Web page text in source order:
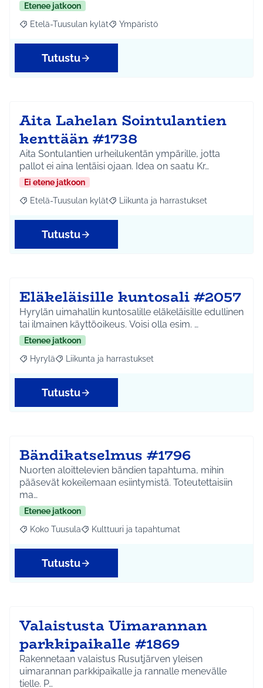
Etenee jatkoon
Rajaa tulokset aihepiirin mukaan: Etelä-Tuusulan kylät
Etelä-Tuusulan kylät Rajaa tulokset teeman mukaan:
Ympäristö
Tutustu
Aita Lahelan Sointulantien
kenttään #1738
Aita Sontulantien urheilukentän ympärille, jotta
pallot ei aina lentäisi ojaan. Idea on saatu Kr…
Ei etene jatkoon
Rajaa tulokset aihepiirin mukaan: Etelä-Tuusulan kylät
Etelä-Tuusulan kylät Rajaa tulokset teeman mukaan:
Liikunta ja harrastukset
Tutustu
Eläkeläisille kuntosali #2057
Hyrylän uimahallin kuntosalille eläkeläisille edullinen
tai ilmainen käyttöoikeus. Voisi olla esim. …
Etenee jatkoon
Rajaa tulokset aihepiirin mukaan: Hyrylä
Hyrylä Rajaa tulokset teeman mukaan: Liikunta ja
Liikunta ja harrastukset
Tutustu
Bändikatselmus #1796
Nuorten aloittelevien bändien tapahtuma, mihin
pääsevät kokeilemaan esiintymistä. Toteutettaisiin
ma…
Etenee jatkoon
Rajaa tulokset aihepiirin mukaan: Koko Tuusula
Koko Tuusula Rajaa tulokset teeman mukaan: Kulttuuri ja
Kulttuuri ja tapahtumat
Tutustu
Valaistusta Uimarannan
parkkipaikalle #1869
Rakennetaan valaistus Rusutjärven yleisen
uimarannan parkkipaikalle ja rannalle menevälle
tielle. P…